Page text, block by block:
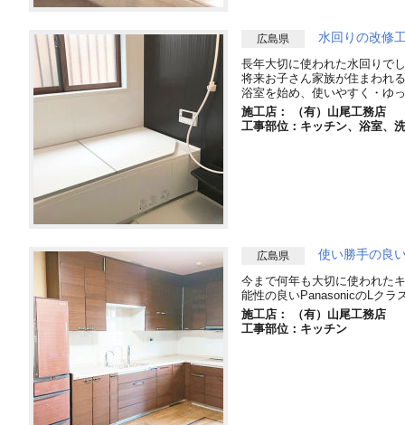
広島県 水回りの改修
長年大切に使われた水回りで
将来お子さん家族が住まわれ
浴室を始め、使いやすく・ゆ
施工店： （有）山尾工務店
工事部位：キッチン、浴室、
広島県 使い勝手の良
今まで何年も大切に使われた
能性の良いPanasonicのLクラ
施工店： （有）山尾工務店
工事部位：キッチン